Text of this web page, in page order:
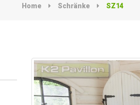
Home Schränke SZ14